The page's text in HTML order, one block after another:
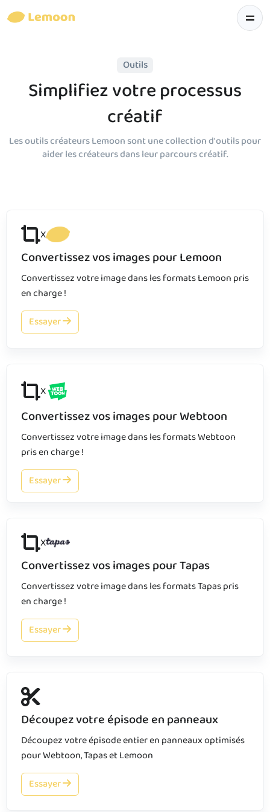
Outils
Simplifiez votre processus
créatif
Les outils créateurs Lemoon sont une collection d'outils pour
aider les créateurs dans leur parcours créatif.
X
Convertissez vos images pour Lemoon
Convertissez votre image dans les formats Lemoon pris
en charge !
Essayer
X
Convertissez vos images pour Webtoon
Convertissez votre image dans les formats Webtoon
pris en charge !
Essayer
X
Convertissez vos images pour Tapas
Convertissez votre image dans les formats Tapas pris
en charge !
Essayer
Découpez votre épisode en panneaux
Découpez votre épisode entier en panneaux optimisés
pour Webtoon, Tapas et Lemoon
Essayer